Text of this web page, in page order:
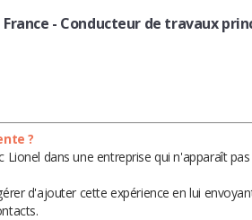
- Conducteur de travaux
?
Lionel dans une entreprise qui n'apparaît
d'ajouter cette expérience en lui